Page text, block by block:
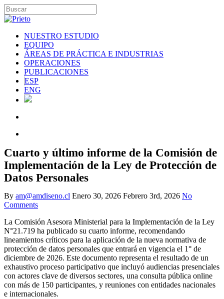
NUESTRO ESTUDIO
EQUIPO
ÁREAS DE PRÁCTICA E INDUSTRIAS
OPERACIONES
PUBLICACIONES
ESP
ENG
Cuarto y último informe de la Comisión de
Implementación de la Ley de Protección de
Datos Personales
By am@amdiseno.cl Enero 30, 2026 Febrero 3rd, 2026 No
Comments
La Comisión Asesora Ministerial para la Implementación de la Ley
N°21.719 ha publicado su cuarto informe, recomendando
lineamientos críticos para la aplicación de la nueva normativa de
protección de datos personales que entrará en vigencia el 1° de
diciembre de 2026. Este documento representa el resultado de un
exhaustivo proceso participativo que incluyó audiencias presenciales
con actores clave de diversos sectores, una consulta pública online
con más de 150 participantes, y reuniones con entidades nacionales
e internacionales.